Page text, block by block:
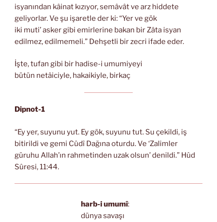
isyanından kâinat kızıyor, semâvât ve arz hiddete
geliyorlar. Ve şu işaretle der ki: “Yer ve gök
iki muti’ asker gibi emirlerine bakan bir Zâta isyan
edilmez, edilmemeli.” Dehşetli bir zecri ifade eder.
İşte, tufan gibi bir hadise-i umumiyeyi
bütün netâiciyle, hakaikiyle, birkaç
Dipnot-1
“Ey yer, suyunu yut. Ey gök, suyunu tut. Su çekildi, iş
bitirildi ve gemi Cûdî Dağına oturdu. Ve ‘Zalimler
güruhu Allah’ın rahmetinden uzak olsun’ denildi.” Hûd
Sûresi, 11:44.
harb-i umumî:
dünya savaşı